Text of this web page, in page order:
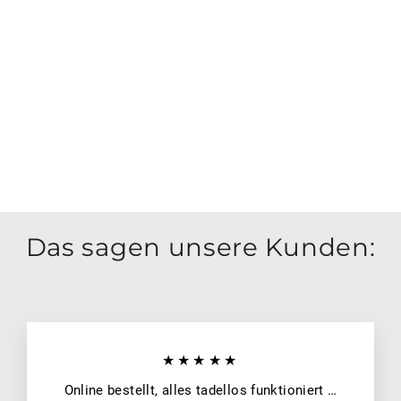
Das sagen unsere Kunden:
★★★★★
Online bestellt, alles tadellos funktioniert …